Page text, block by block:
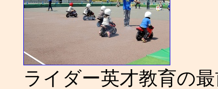
ライダー英才教育の